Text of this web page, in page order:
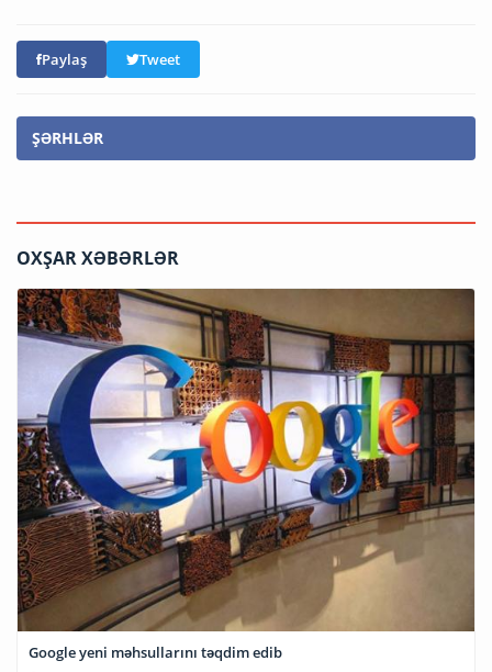
Paylaş Tweet
ŞƏRHLƏR
OXŞAR XƏBƏRLƏR
Google yeni məhsullarını təqdim edib